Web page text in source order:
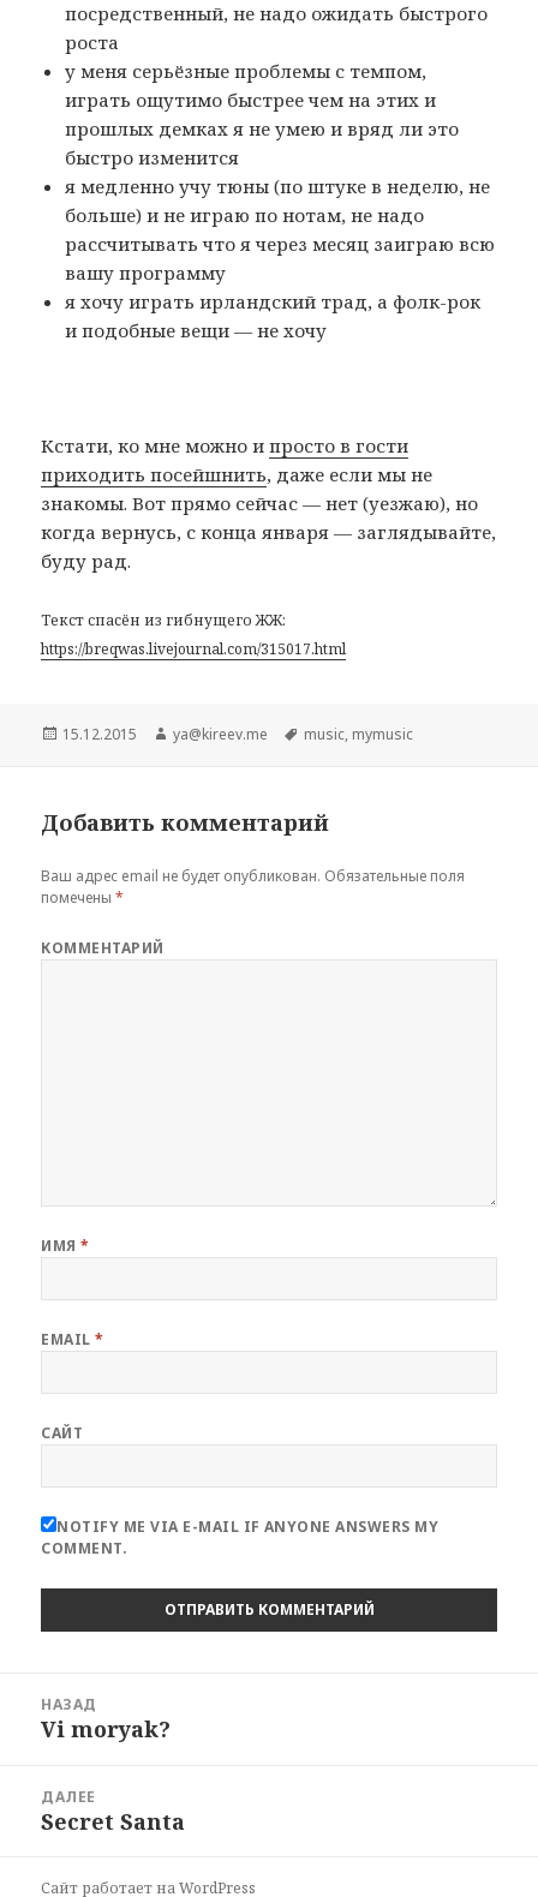
посредственный, не надо ожидать быстрого
роста
у меня серьёзные проблемы с темпом,
играть ощутимо быстрее чем на этих и
прошлых демках я не умею и вряд ли это
быстро изменится
я медленно учу тюны (по штуке в неделю, не
больше) и не играю по нотам, не надо
рассчитывать что я через месяц заиграю всю
вашу программу
я хочу играть ирландский трад, а фолк-рок
и подобные вещи — не хочу
Кстати, ко мне можно ипросто в гости
приходить посейшнить, даже если мы не
знакомы. Вот прямо сейчас — нет (уезжаю), но
когда вернусь, с конца января — заглядывайте,
буду рад.
Текст спасён из гибнущего ЖЖ:
https://breqwas.livejournal.com/315017.html
Опубликовано
15.12.2015 Автор
ya@kireev.me Метки
music, mymusic
Добавить комментарий
Ваш адрес email не будет опубликован. Обязательные поля
помечены*
КОММЕНТАРИЙ
ИМЯ*
EMAIL*
САЙТ
NOTIFY ME VIA E-MAIL IF ANYONE ANSWERS MY
COMMENT.
НАЗАД
Предыдущая
Vi moryak?
ДАЛЕЕ
Следующая
Secret Santa
Сайт работает на WordPress